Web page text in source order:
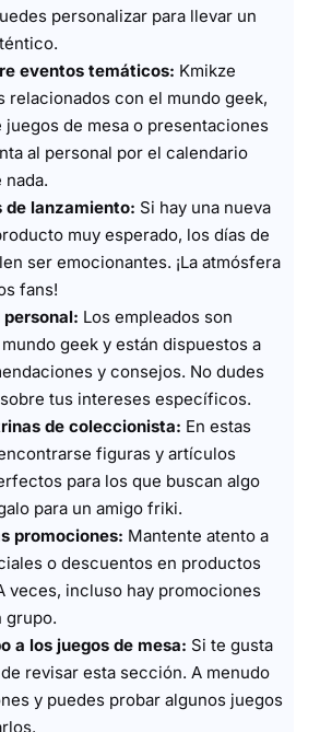
personalizar para llevar un
eventos temáticos: Kmikze
relacionados con el mundo geek,
de mesa o presentaciones
al personal por el calendario
nada.
de lanzamiento: Si hay una nueva
muy esperado, los días de
ser emocionantes. ¡La atmósfera
fans!
Los empleados son
geek y están dispuestos a
y consejos. No dudes
tus intereses específicos.
de coleccionista: En estas
figuras y artículos
para los que buscan algo
para un amigo friki.
promociones: Mantente atento a
o descuentos en productos
veces, incluso hay promociones
grupo.
a los juegos de mesa: Si te gusta
revisar esta sección. A menudo
y puedes probar algunos juegos